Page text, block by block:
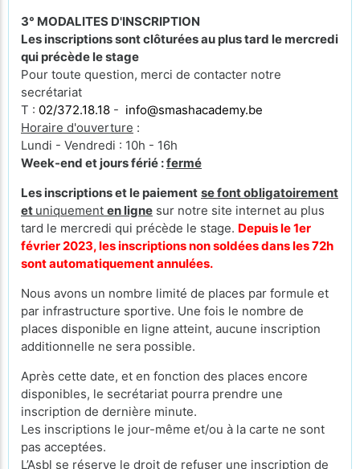
3° MODALITES D'INSCRIPTION
Les inscriptions sont clôturées au plus tard le mercredi
qui précède le stage
Pour toute question, merci de contacter notre
secrétariat
T : 02/372.18.18 - info@smashacademy.be
Horaire d'ouverture :
Lundi - Vendredi : 10h - 16h
Week-end et jours férié :fermé
Les inscriptions et le paiement se font obligatoirement
et uniquement en ligne sur notre site internet au plus
tard le mercredi qui précède le stage. Depuis le 1er
février 2023, les inscriptions non soldées dans les 72h
sont automatiquement annulées.
Nous avons un nombre limité de places par formule et
par infrastructure sportive. Une fois le nombre de
places disponible en ligne atteint, aucune inscription
additionnelle ne sera possible.
Après cette date, et en fonction des places encore
disponibles, le secrétariat pourra prendre une
inscription de dernière minute.
Les inscriptions le jour-même et/ou à la carte ne sont
pas acceptées.
L’Asbl se réserve le droit de refuser une inscription de